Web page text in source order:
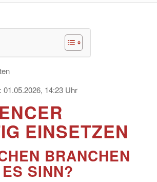
01.05.2026, 14:23Uhr
EINSETZEN
BRANCHEN
SINN?